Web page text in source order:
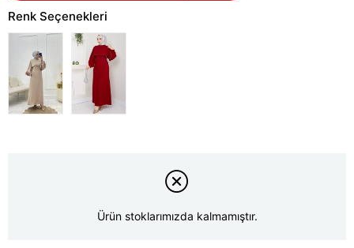
Renk Seçenekleri
Ürün stoklarımızda kalmamıştır.